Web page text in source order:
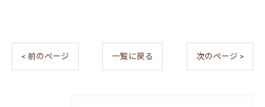
< 前のページ 一覧に戻る 次のページ >